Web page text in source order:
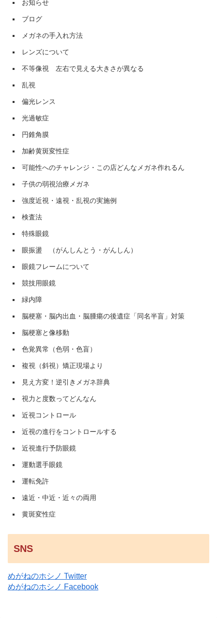
お知らせ
ブログ
メガネの手入れ方法
レンズについて
不等像視 左右で見える大きさが異なる
乱視
偏光レンス
光過敏症
円錐角膜
加齢黄斑変性症
可能性へのチャレンジ・この店どんなメガネ作れるん
子供の弱視治療メガネ
強度近視・遠視・乱視の実施例
検査法
特殊眼鏡
眼振盪 （がんしんとう・がんしん）
眼鏡フレームについて
競技用眼鏡
緑内障
脳梗塞・脳内出血・脳腫瘍の後遺症「同名半盲」対策
脳梗塞と像移動
色覚異常（色弱・色盲）
複視（斜視）矯正現場より
見え方変！逆引きメガネ辞典
視力と度数ってどんなん
近視コントロール
近視の進行をコントロールする
近視進行予防眼鏡
運動選手眼鏡
運転免許
遠近・中近・近々の両用
黄斑変性症
SNS
めがねのホシノ Twitter
めがねのホシノ Facebook